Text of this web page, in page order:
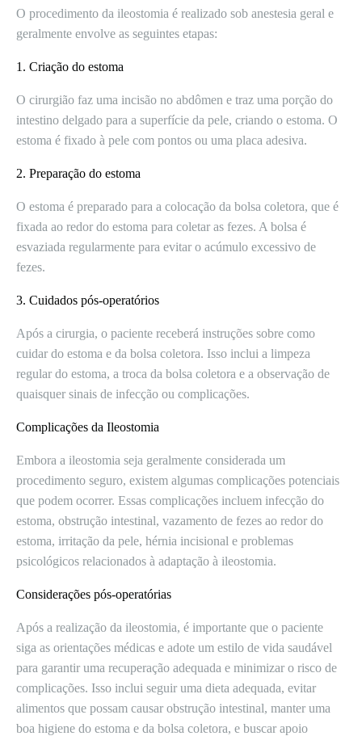
O procedimento da ileostomia é realizado sob anestesia geral e
geralmente envolve as seguintes etapas:
1. Criação do estoma
O cirurgião faz uma incisão no abdômen e traz uma porção do
intestino delgado para a superfície da pele, criando o estoma. O
estoma é fixado à pele com pontos ou uma placa adesiva.
2. Preparação do estoma
O estoma é preparado para a colocação da bolsa coletora, que é
fixada ao redor do estoma para coletar as fezes. A bolsa é
esvaziada regularmente para evitar o acúmulo excessivo de
fezes.
3. Cuidados pós-operatórios
Após a cirurgia, o paciente receberá instruções sobre como
cuidar do estoma e da bolsa coletora. Isso inclui a limpeza
regular do estoma, a troca da bolsa coletora e a observação de
quaisquer sinais de infecção ou complicações.
Complicações da Ileostomia
Embora a ileostomia seja geralmente considerada um
procedimento seguro, existem algumas complicações potenciais
que podem ocorrer. Essas complicações incluem infecção do
estoma, obstrução intestinal, vazamento de fezes ao redor do
estoma, irritação da pele, hérnia incisional e problemas
psicológicos relacionados à adaptação à ileostomia.
Considerações pós-operatórias
Após a realização da ileostomia, é importante que o paciente
siga as orientações médicas e adote um estilo de vida saudável
para garantir uma recuperação adequada e minimizar o risco de
complicações. Isso inclui seguir uma dieta adequada, evitar
alimentos que possam causar obstrução intestinal, manter uma
boa higiene do estoma e da bolsa coletora, e buscar apoio